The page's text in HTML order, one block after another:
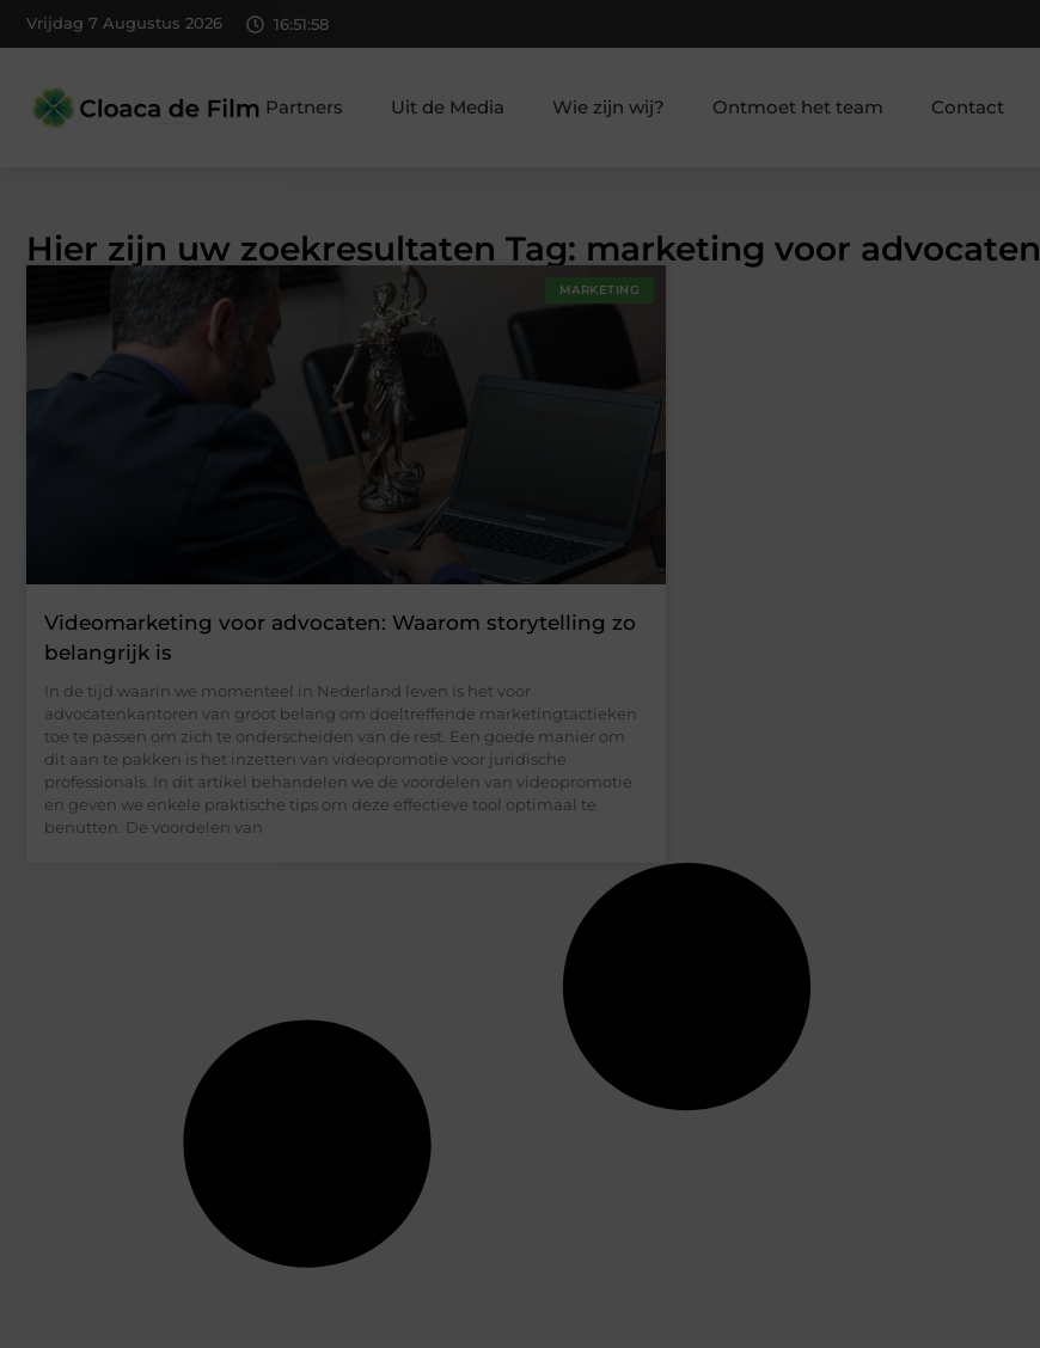
Vrijdag 7 Augustus 2026 16:51:59
Partners Uit de Media Wie zijn wij? Ontmoet het team Contact
Hier zijn uw zoekresultaten Tag: marketing voor advocaten
MARKETING
Videomarketing voor advocaten: Waarom storytelling zo
belangrijk is
In de tijd waarin we momenteel in Nederland leven is het voor
advocatenkantoren van groot belang om doeltreffende marketingtactieken
toe te passen om zich te onderscheiden van de rest. Een goede manier om
dit aan te pakken is het inzetten van videopromotie voor juridische
professionals. In dit artikel behandelen we de voordelen van videopromotie
en geven we enkele praktische tips om deze effectieve tool optimaal te
benutten. De voordelen van